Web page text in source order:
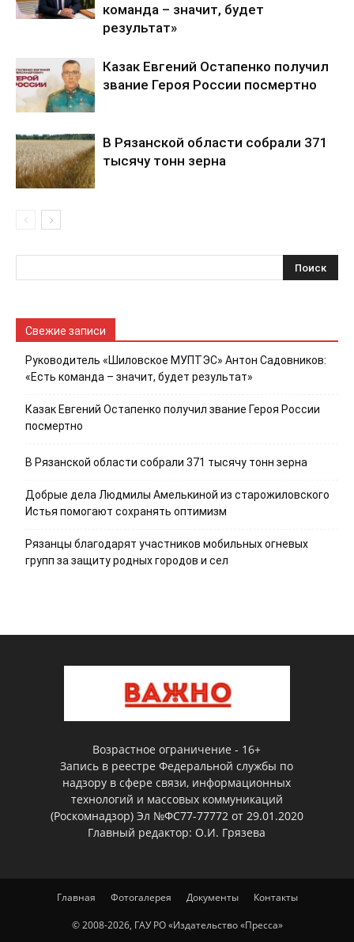
команда – значит, будет
результат»
Казак Евгений Остапенко получил
звание Героя России посмертно
В Рязанской области собрали 371
тысячу тонн зерна
Свежие записи
Руководитель «Шиловское МУПТЭС» Антон Садовников:
«Есть команда – значит, будет результат»
Казак Евгений Остапенко получил звание Героя России
посмертно
В Рязанской области собрали 371 тысячу тонн зерна
Добрые дела Людмилы Амелькиной из старожиловского
Истья помогают сохранять оптимизм
Рязанцы благодарят участников мобильных огневых
групп за защиту родных городов и сел
Возрастное ограничение - 16+
Запись в реестре Федеральной службы по
надзору в сфере связи, информационных
технологий и массовых коммуникаций
(Роскомнадзор) Эл №ФС77-77772 от 29.01.2020
Главный редактор: О.И. Грязева
Главная Фотогалерея Документы Контакты
© 2008-2026, ГАУ РО «Издательство «Пресса»